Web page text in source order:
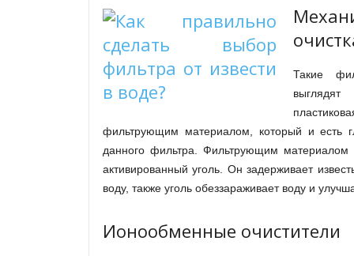
Такие
фильтрующим материалом, который и есть
данного фильтра. Фильтрующим материалом
активированный уголь. Он задерживает
воду, также уголь обеззараживает воду и
Ионообменные очистители